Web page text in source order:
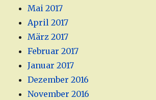
Mai 2017
April 2017
März 2017
Februar 2017
Januar 2017
Dezember 2016
November 2016